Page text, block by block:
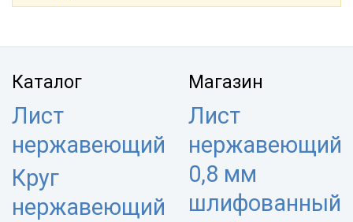
Каталог
Лист
нержавеющий
Круг
нержавеющий
Магазин
Лист
нержавеющий
0,8 мм
шлифованный